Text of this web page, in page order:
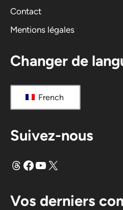
e
:
Contact
Mentions légales
Changer de
French
Suivez-nous
FilsFacebook
YouTube
X
Vos derniers